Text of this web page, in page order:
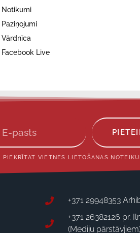
Notikumi
Paziņojumi
Vārdnīca
Facebook Live
VIETNES LIETOŠANAS
+371 29948353
+371 26382126 pr.
(Mediju